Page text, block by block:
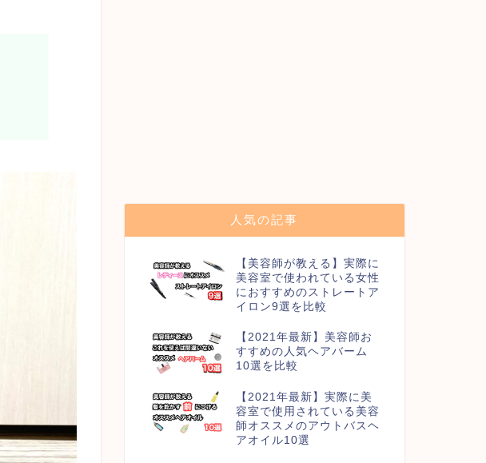
人気の記事
【美容師が教える】実際に
美容室で使われている女性
におすすめのストレートア
イロン9選を比較
【2021年最新】美容師お
すすめの人気ヘアバーム
10選を比較
【2021年最新】実際に美
容室で使用されている美容
師オススメのアウトバスヘ
アオイル10選